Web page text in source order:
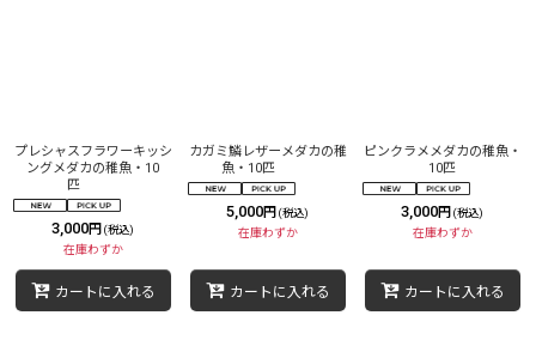
プレシャスフラワーキッシ
ングメダカの稚魚・10
匹
3,000円 (税込)
在庫わずか
カートに入れる
カガミ鱗レザーメダカの稚
魚・10匹
5,000円 (税込)
在庫わずか
カートに入れる
ピンクラメメダカの稚魚・
10匹
3,000円 (税込)
在庫わずか
カートに入れる